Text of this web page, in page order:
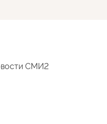
СМИ2